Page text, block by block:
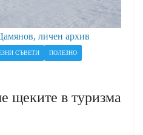
личен архив
СЪВЕТИ ПОЛЕЗНО
щеките в туризма